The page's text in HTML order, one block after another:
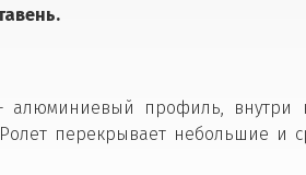
– алюминиевый профиль,
перекрывает небольшие и